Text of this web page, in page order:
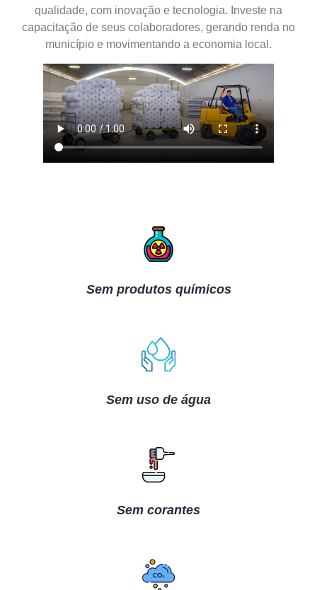
qualidade, com inovação e tecnologia. Investe na
capacitação de seus colaboradores, gerando renda no
município e movimentando a economia local.
Sem produtos químicos
Sem uso de água
Sem corantes